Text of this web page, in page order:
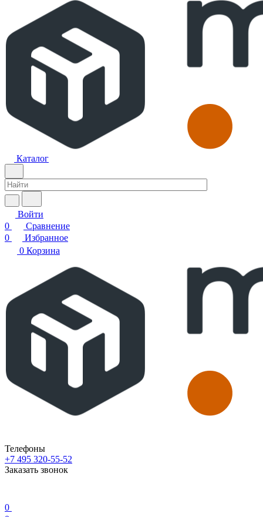
Каталог
Войти
0
Сравнение
0
Избранное
0 Корзина
Телефоны
+7 495 320-55-52
Заказать звонок
0